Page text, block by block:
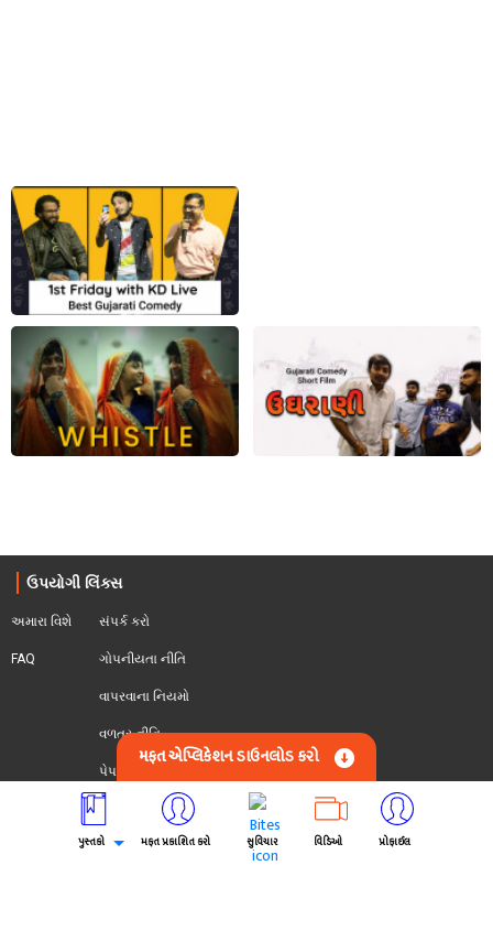
મફત એપ્લિકેશન ડાઉનલોડ કરો
પુસ્તકો મફત પ્રકાશિત કરો સુવિચાર વિડિઓ પ્રોફાઈલ